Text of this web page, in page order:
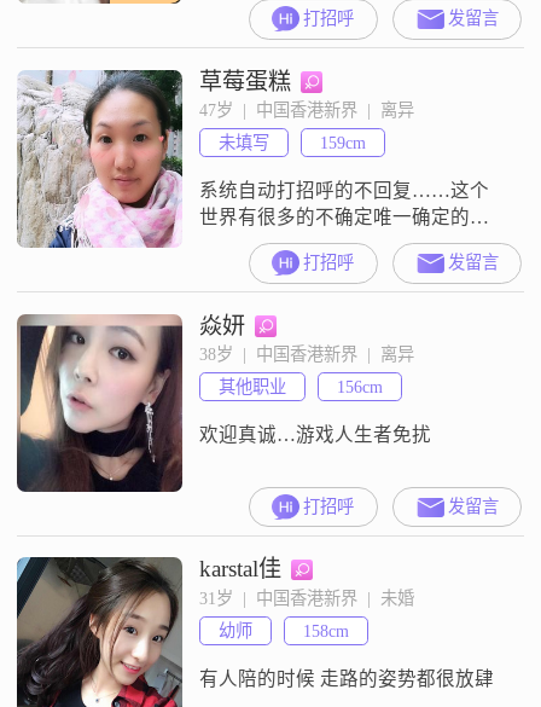
打招呼 发留言
草莓蛋糕
47岁  |  中国香港新界  |  离异
未填写
159cm
系统自动打招呼的不回复……这个
世界有很多的不确定唯一确定的，
是你我都会老去看过繁华的眼仍愿
相信这世上还有很多美好的事物等
着你所以你要内心温柔，安静努力
能相互温暖的手握住就别轻易放开1
月20日，才可以正式看到各位的问
候，感谢关注过我的朋友们！
打招呼 发留言
焱妍
38岁  |  中国香港新界  |  离异
其他职业
156cm
欢迎真诚…游戏人生者免扰
打招呼 发留言
karstal佳
31岁  |  中国香港新界  |  未婚
幼师
158cm
有人陪的时候 走路的姿势都很放肆